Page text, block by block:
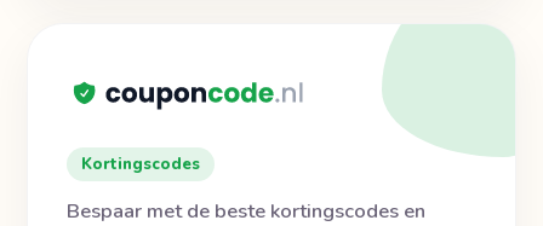
Kortingscodes
Bespaar met de beste kortingscodes en